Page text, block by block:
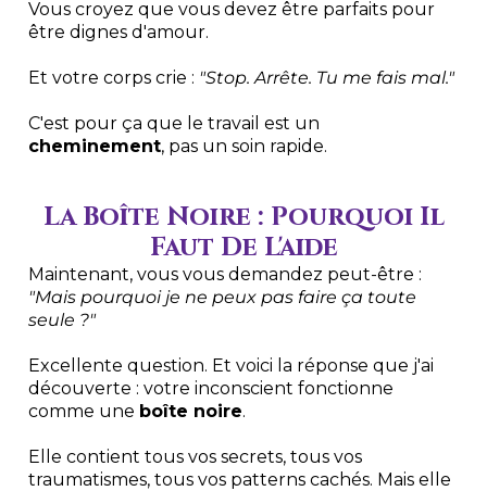
Vous croyez que vous devez être parfaits pour
être dignes d'amour.
Et votre corps crie : "Stop. Arrête. Tu me fais mal."
C'est pour ça que le travail est un
cheminement, pas un soin rapide.
La Boîte Noire : Pourquoi Il
Faut De L'aide
Maintenant, vous vous demandez peut-être :
"Mais pourquoi je ne peux pas faire ça toute
seule ?"
Excellente question. Et voici la réponse que j'ai
découverte : votre inconscient fonctionne
comme une boîte noire.
Elle contient tous vos secrets, tous vos
traumatismes, tous vos patterns cachés. Mais elle